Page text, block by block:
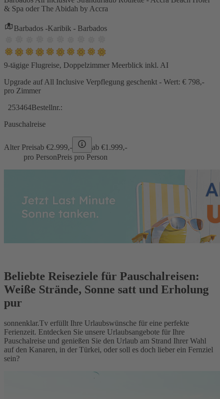
& Spa oder The Abidah by Accra
Barbados -Karibik - Barbados
9-tägige Flugreise, Doppelzimmer Meerblick inkl. AI
Upgrade auf All Inclusive Verpflegung geschenkt - Wert: € 798,-
pro Zimmer
253464Bestellnr.:
Pauschalreise
Alter Preisab €2.999,- ab €1.999,-
pro PersonPreis pro Person
Beliebte Reiseziele für Pauschalreisen:
Weiße Strände, Sonne satt und Erholung
pur
sonnenklar.Tv erfüllt Ihre Urlaubswünsche für eine perfekte
Ferienzeit. Entdecken Sie unsere Urlaubsangebote für Ihre
Pauschalreise und genießen Sie den Urlaub am Strand Ihrer Wahl
auf den Kanaren, in der Türkei, oder soll es doch lieber ein Fernziel
sein?